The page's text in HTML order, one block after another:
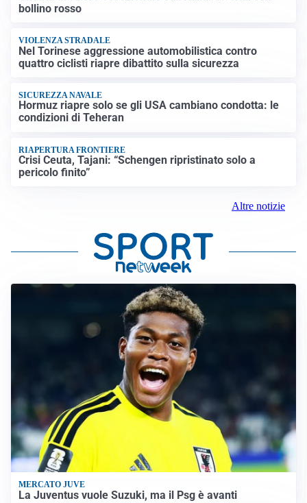
bollino rosso
VIOLENZA STRADALE
Nel Torinese aggressione automobilistica contro
quattro ciclisti riapre dibattito sulla sicurezza
SICUREZZA NAVALE
Hormuz riapre solo se gli USA cambiano condotta: le
condizioni di Teheran
RIAPERTURA FRONTIERE
Crisi Ceuta, Tajani: “Schengen ripristinato solo a
pericolo finito”
Altre notizie
MERCATO JUVE
La Juventus vuole Suzuki, ma il Psg è avanti